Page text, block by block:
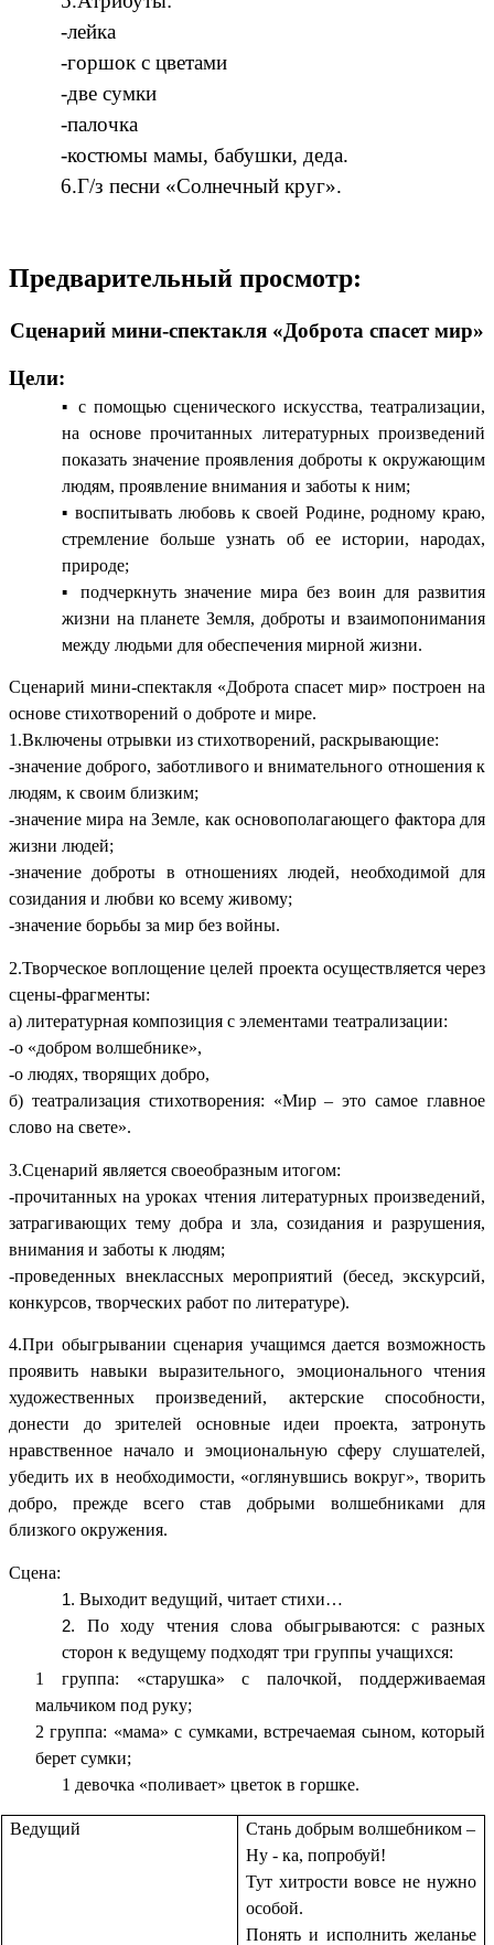
-лейка
-горшок с цветами
-две сумки
-палочка
-костюмы мамы, бабушки, деда.
6.Г/з песни «Солнечный круг».
Предварительный просмотр:
Сценарий мини-спектакля «Доброта спасет мир»
Цели:
с помощью сценического искусства, театрализации,
на основе прочитанных литературных произведений
показать значение проявления доброты к окружающим
людям, проявление внимания и заботы к ним;
воспитывать любовь к своей Родине, родному краю,
стремление больше узнать об ее истории, народах,
природе;
подчеркнуть значение мира без воин для развития
жизни на планете Земля, доброты и взаимопонимания
между людьми для обеспечения мирной жизни.
Сценарий мини-спектакля «Доброта спасет мир» построен на
основе стихотворений о доброте и мире.
1.Включены отрывки из стихотворений, раскрывающие:
-значение доброго, заботливого и внимательного отношения к
людям, к своим близким;
-значение мира на Земле, как основополагающего фактора для
жизни людей;
-значение доброты в отношениях людей, необходимой для
созидания и любви ко всему живому;
-значение борьбы за мир без войны.
2.Творческое воплощение целей проекта осуществляется через
сцены-фрагменты:
а) литературная композиция с элементами театрализации:
-о «добром волшебнике»,
-о людях, творящих добро,
б) театрализация стихотворения: «Мир – это самое главное
слово на свете».
3.Сценарий является своеобразным итогом:
-прочитанных на уроках чтения литературных произведений,
затрагивающих тему добра и зла, созидания и разрушения,
внимания и заботы к людям;
-проведенных внеклассных мероприятий (бесед, экскурсий,
конкурсов, творческих работ по литературе).
4.При обыгрывании сценария учащимся дается возможность
проявить навыки выразительного, эмоционального чтения
художественных произведений, актерские способности,
донести до зрителей основные идеи проекта, затронуть
нравственное начало и эмоциональную сферу слушателей,
убедить их в необходимости, «оглянувшись вокруг», творить
добро, прежде всего став добрыми волшебниками для
близкого окружения.
Сцена:
Выходит ведущий, читает стихи…
По ходу чтения слова обыгрываются: с разных
сторон к ведущему подходят три группы учащихся:
1 группа: «старушка» с палочкой, поддерживаемая
мальчиком под руку;
2 группа: «мама» с сумками, встречаемая сыном, который
берет сумки;
1 девочка «поливает» цветок в горшке.
Ведущий
Стань добрым волшебником –
Ну - ка, попробуй!
Тут хитрости вовсе не нужно
особой.
Понять и исполнить желанье